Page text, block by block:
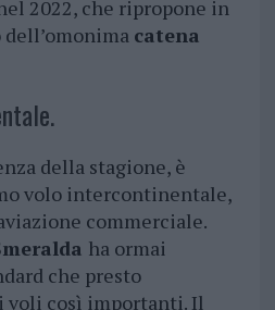
2022, che ripropone in
catena
della stagione, è
volo intercontinentale,
commerciale.
ha ormai
che presto
voli così importanti. Il